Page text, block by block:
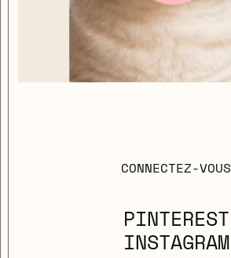
CONNECTEZ-VOUS
PINTEREST
INSTAGRAM